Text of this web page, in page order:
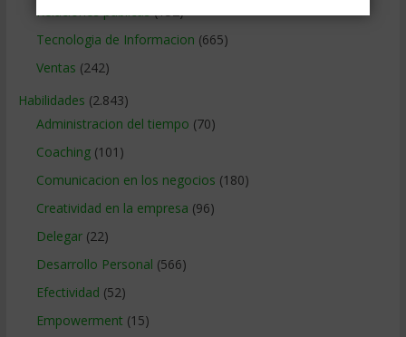
Relaciones publicas(132)
Tecnologia de Informacion (665)
Ventas (242)
Habilidades (2.843)
Administracion del tiempo (70)
Coaching(101)
Comunicacion en los negocios (180)
Creatividad en la empresa (96)
Delegar(22)
Desarrollo Personal (566)
Efectividad (52)
Empowerment (15)